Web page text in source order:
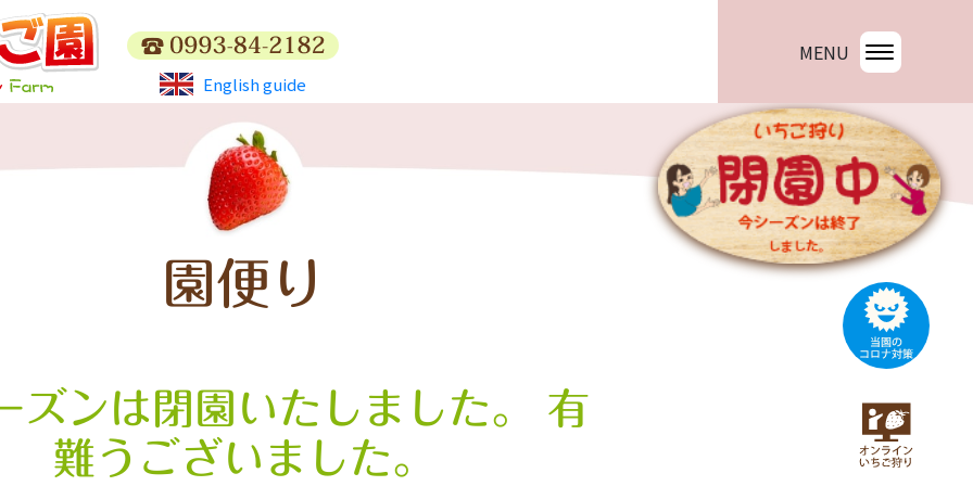
English guide
MENU
園便り
ズンは閉園いたしました。 有
難うございました。